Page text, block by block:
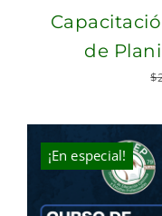
de
$
¡En especial!